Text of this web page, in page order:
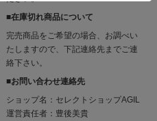
■在庫切れ商品について
完売商品をご希望の場合、お調べい
たしますので、下記連絡先までご連
絡下さい。
■お問い合わせ連絡先
ショップ名：セレクトショップAGIL
運営責任者：豊後美貴